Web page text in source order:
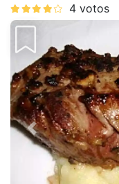
Anterior